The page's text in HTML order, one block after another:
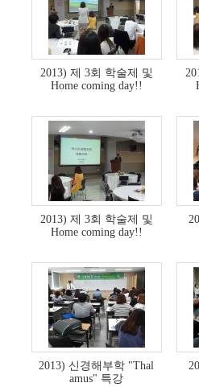
2013) 제 3회 학술제 및
Home coming day!!
2013) 제 3회 학술제 및
Home coming day!!
2013) 신경해부학 "Thal
amus" 특강